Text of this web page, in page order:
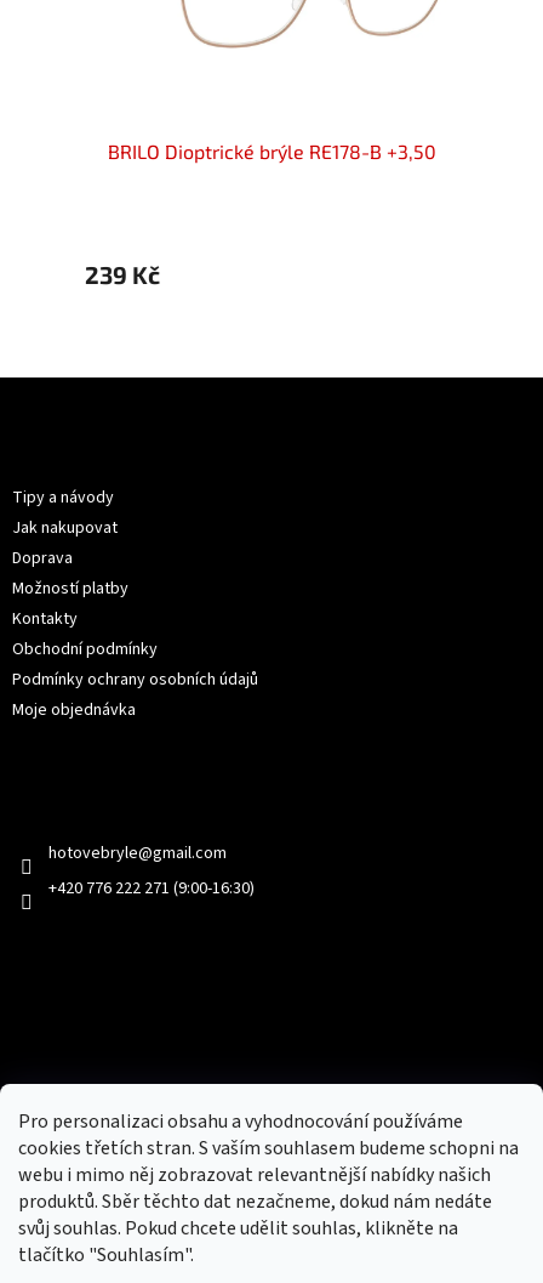
Pro personalizaci obsahu a vyhodnocování používáme
cookies třetích stran. S vaším souhlasem budeme schopni na
webu i mimo něj zobrazovat relevantnější nabídky našich
produktů. Sběr těchto dat nezačneme, dokud nám nedáte
svůj souhlas. Pokud chcete udělit souhlas, klikněte na
tlačítko "Souhlasím".
BRILO Dioptrické brýle RE178-B +3,50
239 Kč
Tipy a návody
Jak nakupovat
Doprava
Možností platby
Kontakty
Obchodní podmínky
Podmínky ochrany osobních údajů
Moje objednávka
hotovebryle@gmail.com
+420 776 222 271 (9:00-16:30)